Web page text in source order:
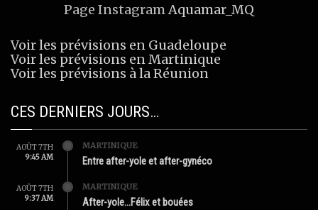
Page InstagramAquamar_MQ
Voir les prévisions en Guadeloupe
Voir les prévisions en Martinique
Voir les prévisions à la Réunion
CES DERNIERS JOURS…
AOÛT 7TH
9:45 AM
MARTINIQUE
Entre after-yole et after-gynéco
AOÛT 7TH
9:37 AM
MARTINIQUE
After-yole…Félix et bouées